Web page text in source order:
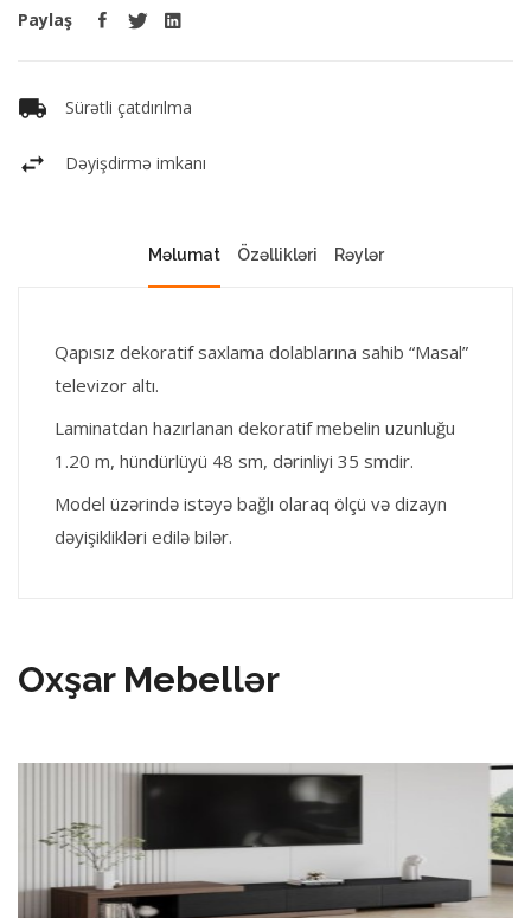
Paylaş
Sürətli çatdırılma
Dəyişdirmə imkanı
Məlumat Özəllikləri Rəylər
Qapısız dekoratif saxlama dolablarına sahib “Masal”
televizor altı.
Laminatdan hazırlanan dekoratif mebelin uzunluğu
1.20 m, hündürlüyü 48 sm, dərinliyi 35 smdir.
Model üzərində istəyə bağlı olaraq ölçü və dizayn
dəyişiklikləri edilə bilər.
Oxşar Mebellər